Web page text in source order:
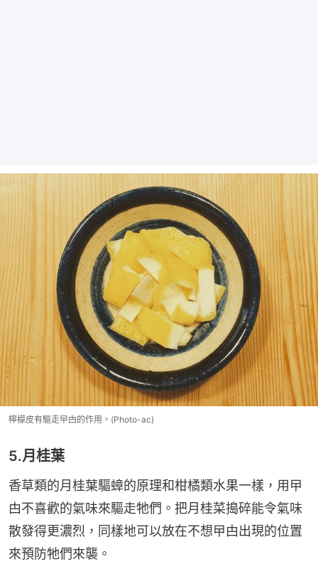
檸檬皮有驅走曱甴的作用。(Photo-ac)
5.月桂葉
香草類的月桂葉驅蟑的原理和柑橘類水果一樣，用曱
甴不喜歡的氣味來驅走牠們。把月桂菜搗碎能令氣味
散發得更濃烈，同樣地可以放在不想曱甴出現的位置
來預防牠們來襲。